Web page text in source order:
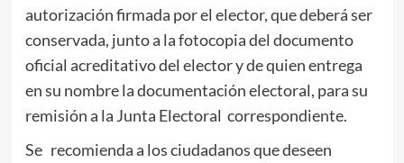
autorización firmada por el elector, que deberá ser
conservada, junto a la fotocopia del documento
oficial acreditativo del elector y de quien entrega
en su nombre la documentación electoral, para su
remisión a la Junta Electoral correspondiente.
Se recomienda a los ciudadanos que deseen